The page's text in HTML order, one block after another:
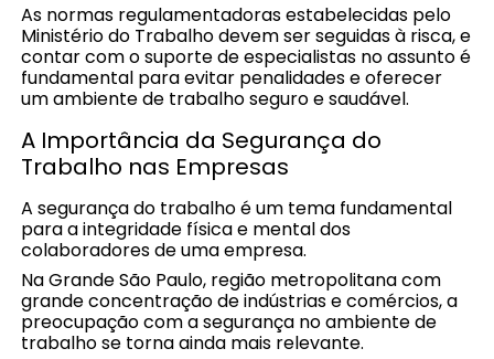
As normas regulamentadoras estabelecidas pelo
Ministério do Trabalho devem ser seguidas à risca, e
contar com o suporte de especialistas no assunto é
fundamental para evitar penalidades e oferecer
um ambiente de trabalho seguro e saudável.
A Importância da Segurança do
Trabalho nas Empresas
A segurança do trabalho é um tema fundamental
para a integridade física e mental dos
colaboradores de uma empresa.
Na Grande São Paulo, região metropolitana com
grande concentração de indústrias e comércios, a
preocupação com a segurança no ambiente de
trabalho se torna ainda mais relevante.